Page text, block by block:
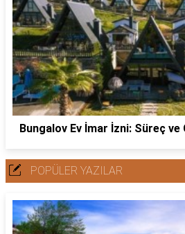
Bungalov Ev İmar İzni: Süreç
POPÜLER YAZILAR